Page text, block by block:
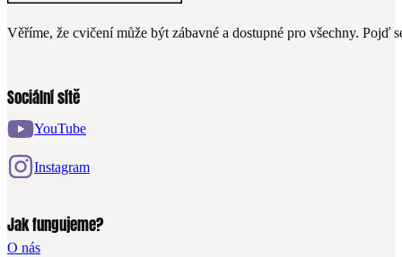
Věříme, že cvičení může být zábavné a dostupné pro všechny. Pojď
Sociální sítě
YouTube
Instagram
Jak fungujeme?
O nás